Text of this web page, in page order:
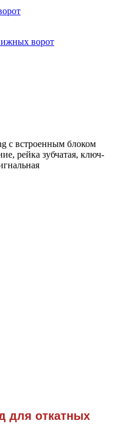
с встроенным блоком
рейка зубчатая, ключ-
для откатных